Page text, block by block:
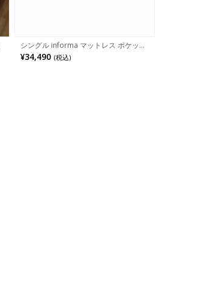
シングル informa マットレス ポケット
コイル 高密度ウレタンフォーム Wコイ
ルスプリング エッジフォーム シングル
¥34,490 (税込)